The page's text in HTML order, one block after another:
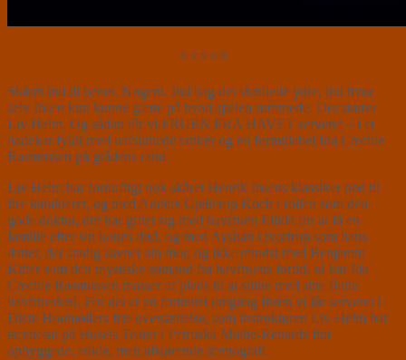
⭐⭐⭐⭐⭐
Skåret ind til benet. Nøgent. Ind bag det skællede ydre, ind hvor
selv Ibsen kun kunne gætte på hvad sjælen rummede. Der starter
Liv Helm. Og sådan får vi FRUEN FRA HAVET serveret – i et
badekar fyldt med uafsluttede tanker og en formidabel Ida Cæcilie
Rasmussen på grådens rand.
Liv Helm har fornuftigt nok skåret Henrik Ibsens klassiker ned til
fire karakterer, og med Anders Gjellerup Koch i rollen som den
gode doktor, der har giftet sig med havfruen Ellida for at få en
familie efter sin kones død, og med Ayshan Qvortrup som hans
datter, der stadig savner sin mor, og ikke mindst med Benjamin
Kitter som den mystiske sømand fra havfruens fortid, så har Ida
Cæcilie Rasmussen masser af plads til at shine med sine flotte
havfrueskæl. For det er en fortættet omgang Ibsen vi får serveret i
Dicte Houmøllers frie oversættelse, som instruktøren Liv Helm har
iscenesat på Husets Teater i Petruska Miehe-Renards fint
opbyggede, enkle, men afslørende scenografi.